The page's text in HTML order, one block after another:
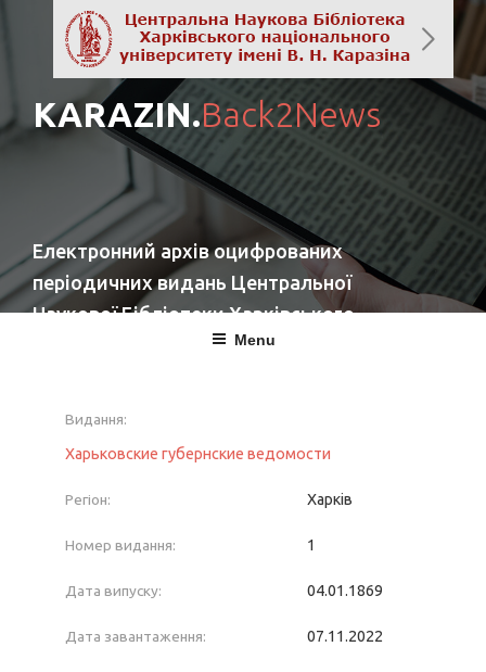
KARAZIN.Back2News
Електронний архів оцифрованих
періодичних видань Центральної
Наукової Бібліотеки Харківського
національного університету імені
повернутись
Menu
Видання:
Харьковские губернские ведомости
Регіон: Харків
Номер видання: 1
Дата випуску: 04.01.1869
Дата завантаження: 07.11.2022